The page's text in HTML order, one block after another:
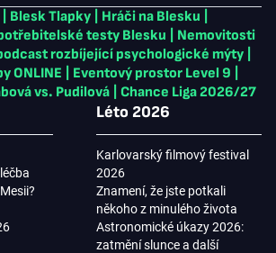
Blesk Tlapky Hráči na Blesku
testy Blesku
Nemovitosti
rozbíjející psychologické mýty
ONLINE
Eventový prostor Level 9
vs. Pudilová
Chance Liga 2026/27
Léto 2026
Karlovarský filmový festival
2026
Znamení, že jste potkali
někoho z minulého života
Astronomické úkazy 2026:
zatmění slunce a další